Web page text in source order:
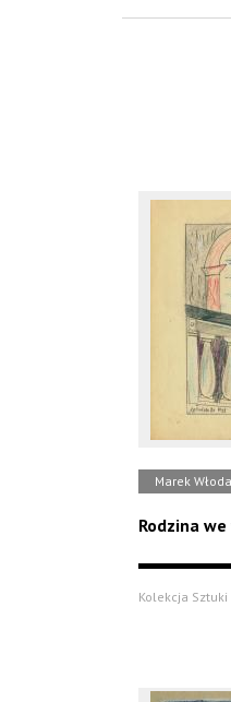
Marek
Rodzina
Kolekcja Sztuki